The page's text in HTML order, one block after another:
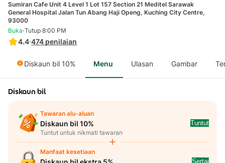
Sumiran Cafe Unit 4 Level 1 Lot 157 Section 21 Meditel Sarawak
General Hospital Jalan Tun Abang Haji Openg, Kuching City Centre,
93000
4.4·474 penilaian
Buka·Tutup 8:00 PM
Diskaun bil 10% Menu Ulasan Gambar
Diskaun bil
Tawaran alu-aluan
Diskaun bil 10%
Tuntut untuk nikmati tawaran
Tuntut
Manfaat kesetiaan
Sertai